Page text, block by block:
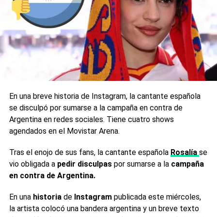
volver a Uruguay junto a su familia.
En una reciente charla con el programa «Pan y Circo», que
conduce Jonatan Viale por Radio Rivadavia, Susana indicó:
«No me dan ganas de volver a la Argentina. Mi casa no
tiene el aire como acá. Extraño algunas cosas y a mis
Fuente: RatingCero
0 0
TEMAS RELACIONADOS: SUSANA GIMÉNEZ
SIGUIENTE
¿Por qué se cambió la fecha de la final de
«El mejor video de casamiento» que se hizo viral
En una breve historia de Instagram, la cantante española
se disculpó por sumarse a la campaña en contra de
Argentina en redes sociales. Tiene cuatro shows
agendados en el Movistar Arena.
Tras el enojo de sus fans, la cantante española Rosalía se
vio obligada a pedir disculpas por sumarse a lacampaña
en contra de Argentina.
En una historiade Instagrampublicada este miércoles,
la artista colocó una bandera argentina y un breve texto